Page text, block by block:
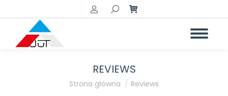
Szukaj:
REVIEWS
Jesteś tutaj:
Strona główna Reviews